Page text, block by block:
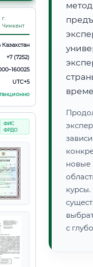
г.
Чимкент
+7 (7252)
UTC+5
ФИС
ФРДО
новые
с